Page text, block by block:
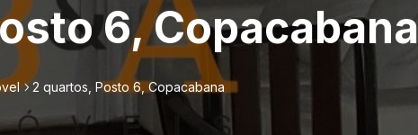
6, Copacabana
2 quartos, Posto 6, Copacabana